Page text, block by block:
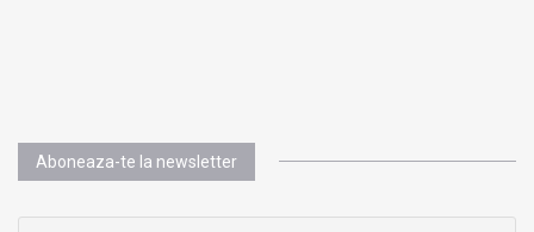
Aboneaza-te la newsletter